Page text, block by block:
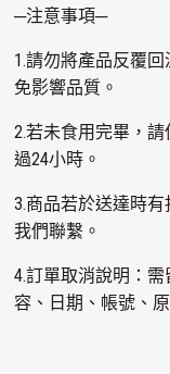
─注意事項─
1.請勿將產品反覆
免影響品質。
2.若未食用完畢，
過24小時。
3.商品若於送達時
我們聯繫。
4.訂單取消說明：
容、日期、帳號、